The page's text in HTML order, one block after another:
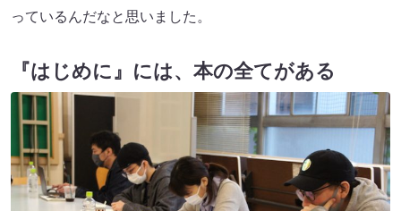
っているんだなと思いました。
『はじめに』には、本の全てがある